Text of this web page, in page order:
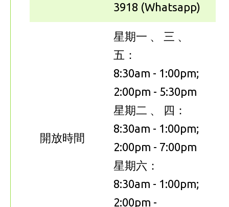
3918 (Whatsapp)
開放時間
星期一 、 三 、
五：
8:30am - 1:00pm;
2:00pm - 5:30pm
星期二 、 四：
8:30am - 1:00pm;
2:00pm - 7:00pm
星期六：
8:30am - 1:00pm;
2:00pm -